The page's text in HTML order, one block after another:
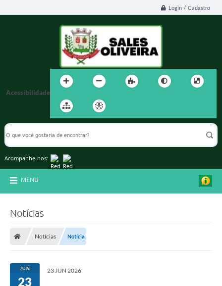
Login / Cadastro
Acessibilidade
Acompanhe-nos:
MENU
Notícias
Notícias Notícia
JUN
23
23 JUN 2026